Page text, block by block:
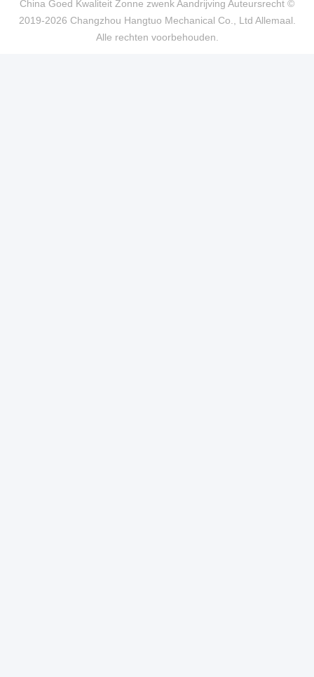
China Goed Kwaliteit Zonne zwenk Aandrijving Auteursrecht ©
2019-2026 Changzhou Hangtuo Mechanical Co., Ltd Allemaal.
Alle rechten voorbehouden.